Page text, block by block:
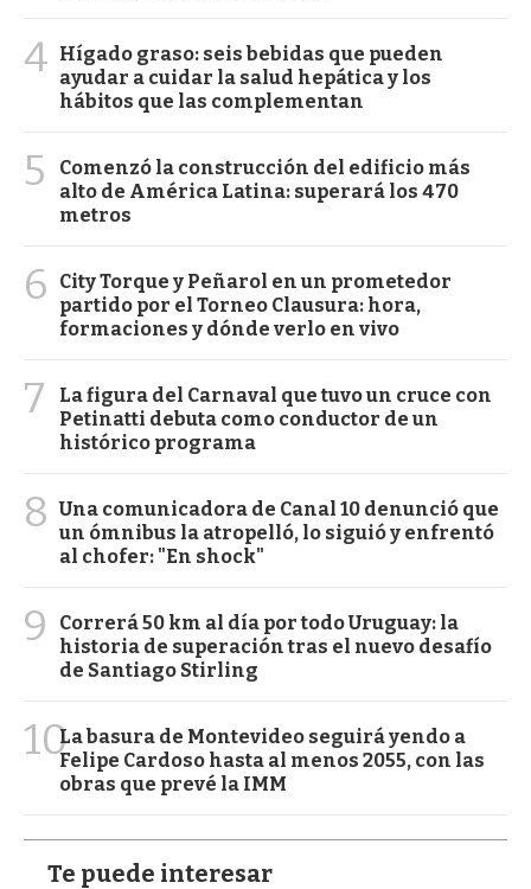
4 Hígado graso: seis bebidas que pueden
ayudar a cuidar la salud hepática y los
hábitos que las complementan
5
Comenzó la construcción del edificio más
alto de América Latina: superará los 470
metros
6
City Torque y Peñarol en un prometedor
partido por el Torneo Clausura: hora,
formaciones y dónde verlo en vivo
7
La figura del Carnaval que tuvo un cruce con
Petinatti debuta como conductor de un
histórico programa
8 Una comunicadora de Canal 10 denunció que
un ómnibus la atropelló, lo siguió y enfrentó
al chofer: "En shock"
9
Correrá 50 km al día por todo Uruguay: la
historia de superación tras el nuevo desafío
de Santiago Stirling
10La basura de Montevideo seguirá yendo a
Felipe Cardoso hasta al menos 2055, con las
obras que prevé la IMM
Te puede interesar